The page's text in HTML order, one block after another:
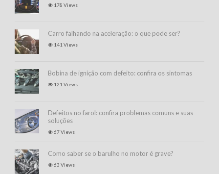
178 Views
Carro falhando na aceleração: o que pode ser?
141 Views
Bobina de ignição com defeito: confira os sintomas
121 Views
Defeitos no farol: confira problemas comuns e suas
soluções
67 Views
Como saber se o barulho no motor é grave?
63 Views